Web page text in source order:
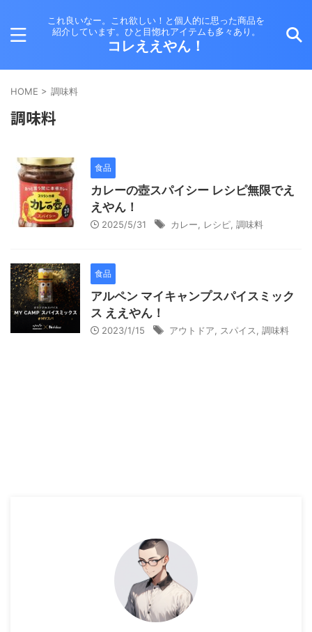
これ良いなー。これ欲しい！と個人的に思った商品を
紹介しています。ひと目惚れアイテムも多々あり。
コレええやん！
HOME > 調味料
調味料
食品
カレーの壺スパイシー レシピ無限でえ
えやん！
2025/5/31 カレー レシピ 調味料
食品
アルペン マイキャンプスパイスミック
ス ええやん！
2023/1/15 アウトドア スパイス 調味料